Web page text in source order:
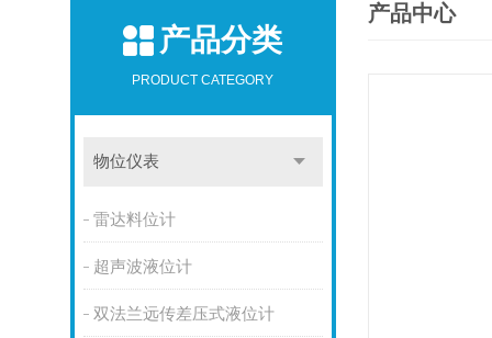
产品分类
PRODUCT CATEGORY
物位仪表
雷达料位计
超声波液位计
双法兰远传差压式液位计
产品中心